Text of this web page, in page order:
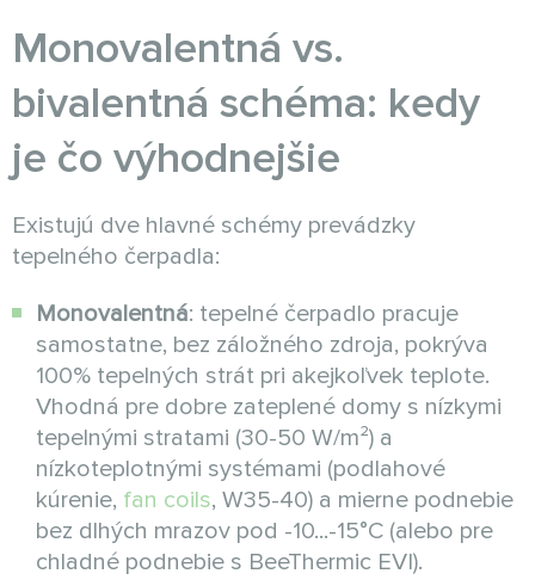
Monovalentná vs.
bivalentná schéma: kedy
je čo výhodnejšie
Existujú dve hlavné schémy prevádzky
tepelného čerpadla:
Monovalentná: tepelné čerpadlo pracuje
samostatne, bez záložného zdroja, pokrýva
100% tepelných strát pri akejkoľvek teplote.
Vhodná pre dobre zateplené domy s nízkymi
tepelnými stratami (30-50 W/m²) a
nízkoteplotnými systémami (podlahové
kúrenie, fan coils, W35-40) a mierne podnebie
bez dlhých mrazov pod -10...-15°C (alebo pre
chladné podnebie s BeeThermic EVI).